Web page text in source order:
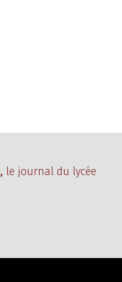
, le journal du lycée